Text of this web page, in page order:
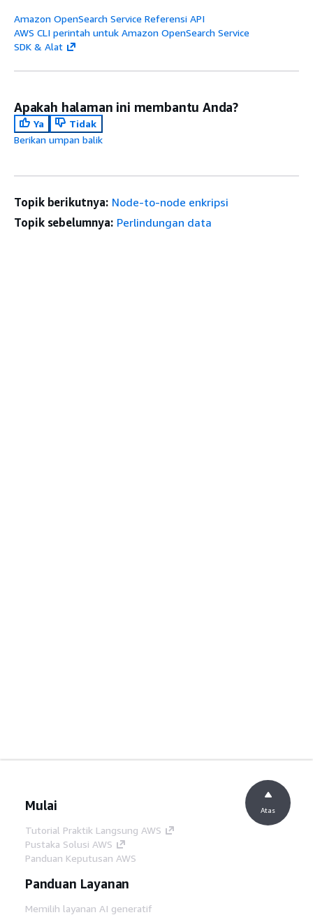
Amazon OpenSearch Service Referensi API
AWS CLI perintah untuk Amazon OpenSearch Service
SDK & Alat
Apakah halaman ini membantu Anda?
Ya
Tidak
Berikan umpan balik
Topik berikutnya: Node-to-node enkripsi
Topik sebelumnya: Perlindungan data
Mulai
Tutorial Praktik Langsung AWS
Pustaka Solusi AWS
Panduan Keputusan AWS
Panduan Layanan
Memilih layanan AI generatif
Atas